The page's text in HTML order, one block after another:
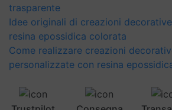
trasparente
Idee originali di creazioni
resina epossidica colorata
Come realizzare creazioni
personalizzate con resina